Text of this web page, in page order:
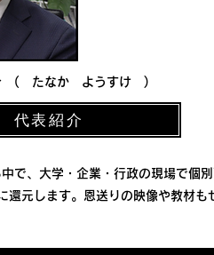
介 ( たなか ようすけ )
代表紹介
で、大学・企業・行政の現場で個
元します。恩送りの映像や教材も